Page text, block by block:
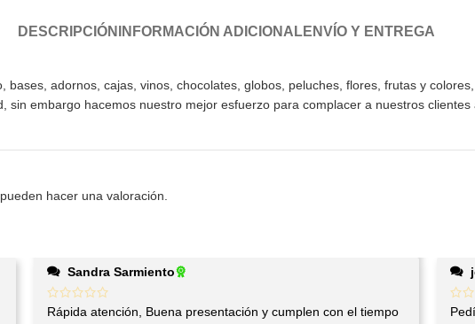
DESCRIPCIÓN INFORMACIÓN ADICIONALENVÍO Y ENTREGA
adornos, cajas, vinos, chocolates, globos, peluches, flores, frutas y
embargo hacemos nuestro mejor esfuerzo para complacer a nuestros clientes
Sandra Sarmiento
Rápida atención, Buena presentación y cumplen con el tiempo
hacer una valoración.